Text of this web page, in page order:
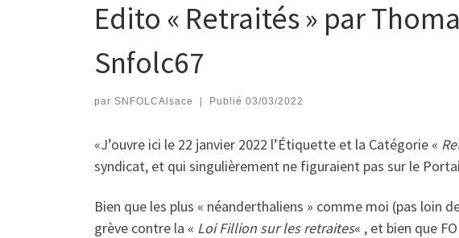
Edito « Retraités » par
Snfolc67
par SNFOLCAlsace Publié 03/03/2022
«J’ouvre ici le 22 janvier 2022 l’Étiquette et la Catégorie «
syndicat, et qui singulièrement ne figuraient pas sur le
Bien que les plus « néanderthaliens » comme moi (pas loin
grève contre la « Loi Fillion sur les retraites« , et bien que